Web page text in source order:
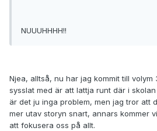
NUUUHHHH!!
Njea, alltså, nu har jag kommit till
sysslat med är att lattja runt där i
är det ju inga problem, men jag tror att
mer utav storyn snart, annars kommer
att fokusera oss på allt.